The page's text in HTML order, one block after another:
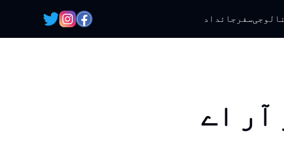
سفر جائداد
آر اے